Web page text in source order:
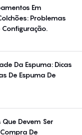
Em
Problemas
Configuração.
Da Espuma: Dicas
De Espuma De
Que Devem Ser
De